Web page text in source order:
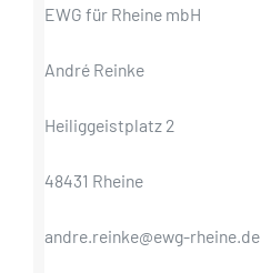
EWG für Rheine mbH
André Reinke
Heiliggeistplatz 2
48431 Rheine
andre.reinke@ewg-rheine.de